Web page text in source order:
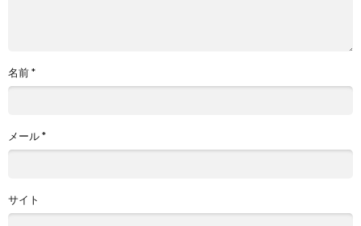
名前*
メール*
サイト